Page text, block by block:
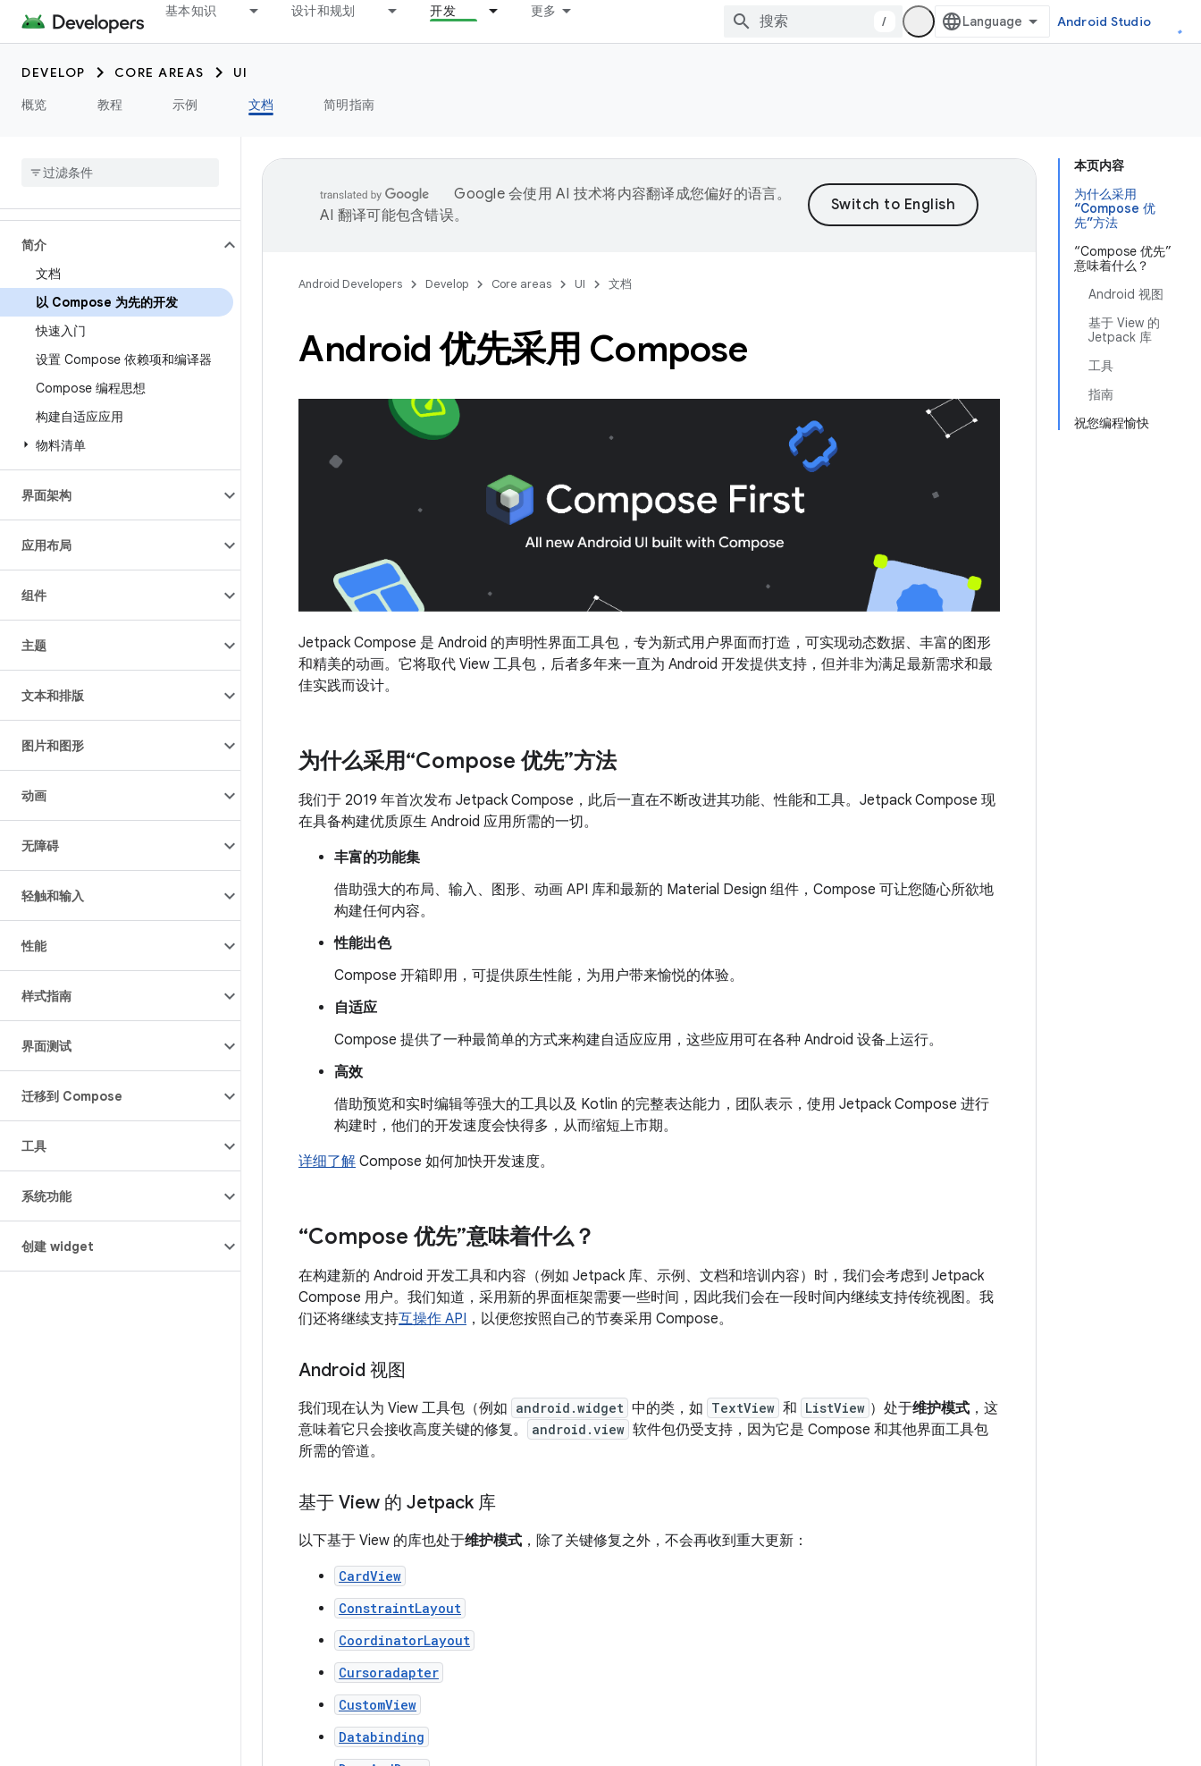
基本知识 设计和规划 开发 更多
/ Android Studio
DEVELOP CORE AREAS
UI
概览
教程 示例 文档 简明指南
简介
文档
以 Compose 为先的开发
快速入门
设置 Compose 依赖项和编译器
Compose 编程思想
构建自适应应用
物料清单
界面架构
应用布局
组件
主题
文本和排版
图片和图形
动画
无障碍
轻触和输入
性能
样式指南
界面测试
迁移到 Compose
工具
系统功能
创建 widget
本页内容
为什么采用
“Compose 优
先”方法
“Compose 优先”
意味着什么？
Android 视图
基于 View 的
Jetpack 库
工具
指南
祝您编程愉快
Google 会使用 AI 技术将内容翻译成您偏好的语言。
AI 翻译可能包含错误。
Android Developers Develop Core areas UI 文档
Android 优先采用 Compose
Jetpack Compose 是 Android 的声明性界面工具包，专为新式用户界面而打造，可实现动态数据、丰富的图形
和精美的动画。它将取代 View 工具包，后者多年来一直为 Android 开发提供支持，但并非为满足最新需求和最
佳实践而设计。
为什么采用“Compose 优先”方法
我们于 2019 年首次发布 Jetpack Compose，此后一直在不断改进其功能、性能和工具。Jetpack Compose 现
在具备构建优质原生 Android 应用所需的一切。
丰富的功能集
借助强大的布局、输入、图形、动画 API 库和最新的 Material Design 组件，Compose 可让您随心所欲地
构建任何内容。
性能出色
Compose 开箱即用，可提供原生性能，为用户带来愉悦的体验。
自适应
Compose 提供了一种最简单的方式来构建自适应应用，这些应用可在各种 Android 设备上运行。
高效
借助预览和实时编辑等强大的工具以及 Kotlin 的完整表达能力，团队表示，使用 Jetpack Compose 进行
构建时，他们的开发速度会快得多，从而缩短上市期。
详细了解 Compose 如何加快开发速度。
“Compose 优先”意味着什么？
在构建新的 Android 开发工具和内容（例如 Jetpack 库、示例、文档和培训内容）时，我们会考虑到 Jetpack
Compose 用户。我们知道，采用新的界面框架需要一些时间，因此我们会在一段时间内继续支持传统视图。我
们还将继续支持互操作 API ，以便您按照自己的节奏采用 Compose。
Android 视图
我们现在认为 View 工具包（例如 android.widget 中的类，如 TextView 和 ListView ）处于维护模式 ，这
意味着它只会接收高度关键的修复。
android.view 软件包仍受支持，因为它是 Compose 和其他界面工具包
所需的管道。
基于 View 的 Jetpack 库
以下基于 View 的库也处于维护模式 ，除了关键修复之外，不会再收到重大更新：
CardView
ConstraintLayout
CoordinatorLayout
Cursoradapter
CustomView
Databinding